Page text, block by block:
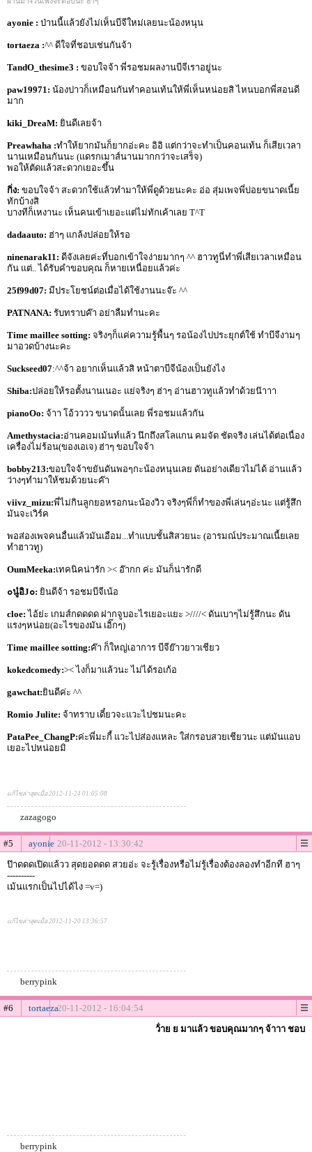
ayonie : ป่านนี้แล้วยังไม่เห็นบีจีใหม่เลยนะน้องหนุน
tortaeza :^^ ดีใจที่ชอบเช่นกันจ้า
TandO_thesime3 : ขอบใจจ้า พี่รอชมผลงานบีจีเราอยู่นะ
paw19971: น้องปาวก็เหมือนกันทำคอนเท้นให้พี่เห็นหน่อยสิ ไหนบอกพี่สอนดี
มาก
kiki_DreaM: ยินดีเลยจ้า
Preawhaha :ทำให้ยากมันก็ยากอ่ะคะ อิอิ แต่กว่าจะทำเป็นคอนเท้น ก็เสียเวลา
นานเหมือนกันนะ (แดรกเมาส์นานมากกว่าจะเสร็จ)
พอให้ตัดแล้วสะดวกเยอะขึ้น
กิ่ง: ขอบใจจ้า สะดวกใช้แล้วทำมาให้พี่ดูด้วยนะคะ อ่อ สุ่มเพจพี่บ่อยขนาดเนี้ย
ทักบ้างสิ
บางทีก็เหงานะ เห็นคนเข้าเยอะแต่ไม่ทักเค้าเลย T^T
dadaauto: ฮ่าๆ แกล้งปล่อยให้รอ
ninenarak11: ดีจังเลยค่ะที่บอกเข้าใจง่ายมากๆ ^^ ฮาวทูนี่ทำพี่เสียเวลาเหมือน
กัน แต่.. ได้รับคำขอบคุณ ก็หายเหนื่อยแล้วค่ะ
25f99d07: มีประโยชน์ต่อเมื่อได้ใช้งานนะจ๊ะ ^^
PATNANA: รับทราบค๊า อย่าลืมทำนะคะ
Time maillee sotting: จริงๆก็แค่ความรู้พื้นๆ รอน้องไปประยุกต์ใช้ ทำบีจีงามๆ
มาอวดบ้างนะคะ
Suckseed07:^^จ้า อยากเห็นแล้วสิ หน้าตาบีจีน้องเป็นยังไง
Shiba:ปล่อยให้รอตั้งนานเนอะ แย่จริงๆ ฮ่าๆ อ่านฮาวทูแล้วทำด้วยน๊าาา
pianoOo: จ้าา โอ้วววว ขนาดนั้นเลย พี่รอชมแล้วกัน
Amethystacia:อ่านคอมเม้นท์แล้ว นึกถึงสโลแกน คมจัด ชัดจริง เล่นได้ต่อเนื่อง
เครื่องไม่ร้อน(ของเอเจ) ฮ่าๆ ขอบใจจ้า
bobby213:ขอบใจจ้าขยันดันพอๆกะน้องหนุนเลย ดันอย่างเดียวไม่ได้ อ่านแล้ว
ว่างๆทำมาให้ชมด้วยนะค๊า
viivz_mizu:พี่ไม่กินลูกยอหรอกนะน้องวิว จริงๆพี่ก็ทำของพี่เล่นๆอ่ะนะ แต่รู้สึก
มันจะเวิร์ค
พอส่องเพจคนอื่นแล้วมันเอือม...ทำแบบชั้นสิสวยนะ (อารมณ์ประมาณเนี้ยเลย
ทำฮาวทู)
OumMeeka:เทคนิคน่ารัก >< อ๊ากก ค่ะ มันก็น่ารักดี
๐นู๋อิJ๐: ยินดีจ้า รอชมบีจีเน้อ
cloe: ไอ้ย่ะ เกมส์กดดดด ฝากจูบอะไรเยอะแยะ >////< ดันเบาๆไม่รู้สึกนะ ดัน
แรงๆหน่อย(อะไรของมัน เอิ๊กๆ)
Time maillee sotting:ค๊า ก็ใหญ่เอาการ บีจีย๊าวยาวเชียว
kokedcomedy:>< ไงก็มาแล้วนะ ไม่ได้รอเก้อ
gawchat:ยินดีค่ะ ^^
Romio Julite: จ้าทราบ เดี๋ยวจะแวะไปชมนะคะ
PataPee_ChangP:ค่ะพี่มะกี้ แวะไปส่องแหละ ใส่กรอบสวยเชียวนะ แต่มันแอบ
เยอะไปหน่อยมิ
แก้ไขล่าสุดเมื่อ 2012-11-24 01:05:08
zazagogo
#5 ayonie 20-11-2012 - 13:30:42
ป๊าดดดเปิดแล้วว สุดยอดดด สวยอ่ะ จะรู้เรื่องหรือไม่รู้เรื่องต้องลองทำอีกที ฮาๆ
----------
เม้นแรกเป็นไปได้ไง =v=)
แก้ไขล่าสุดเมื่อ 2012-11-20 13:36:57
berrypink
#6 tortaeza20-11-2012 - 16:04:54
ว้่าย ย มาแล้ว ขอบคุณมากๆ จ้าาา ชอบ
berrypink